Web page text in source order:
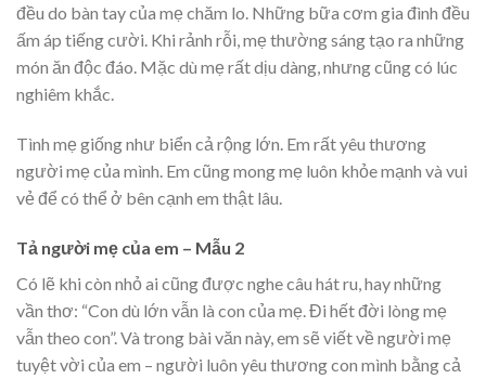
đều do bàn tay của mẹ chăm lo. Những bữa cơm gia đình đều
ấm áp tiếng cười. Khi rảnh rỗi, mẹ thường sáng tạo ra những
món ăn độc đáo. Mặc dù mẹ rất dịu dàng, nhưng cũng có lúc
nghiêm khắc.
Tình mẹ giống như biển cả rộng lớn. Em rất yêu thương
người mẹ của mình. Em cũng mong mẹ luôn khỏe mạnh và vui
vẻ để có thể ở bên cạnh em thật lâu.
Tả người mẹ của em – Mẫu 2
Có lẽ khi còn nhỏ ai cũng được nghe câu hát ru, hay những
vần thơ: “Con dù lớn vẫn là con của mẹ. Đi hết đời lòng mẹ
vẫn theo con”. Và trong bài văn này, em sẽ viết về người mẹ
tuyệt vời của em – người luôn yêu thương con mình bằng cả